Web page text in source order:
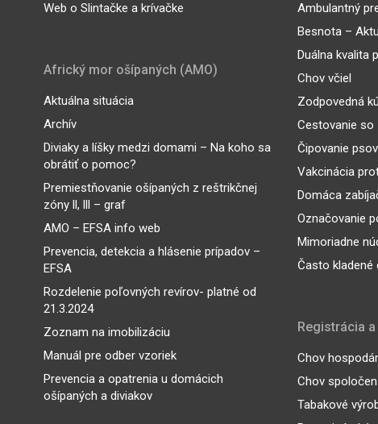
Web o Slintačke a krívačke
Africký mor ošípaných (AMO)
Aktuálna situácia
Archív
Diviaky a líšky medzi domami – Na koho sa
obrátiť o pomoc?
Premiestňovanie ošípaných z reštrikčnej
zóny ll, lll – graf
AMO – EFSA info web
Prevencia, detekcia a hlásenie prípadov –
EFSA
Rozdelenie poľovných revírov- platné od
21.3.2024
Zoznam na imobilizáciu
Manuál pre odber vzoriek
Prevencia a opatrenia u domácich
ošípaných a diviakov
Ambulantný
Besnota –
Duálna kvalita
Chov včiel
Zodpovedná
Cestovanie so
Čipovanie psov
Vakcinácia
Domáca
Označovanie
Mimoriadne
Často kladené
Registrácia
Chov
Chov
Tabakové